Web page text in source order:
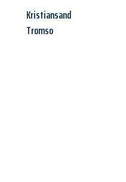
Kristiansand
Tromso